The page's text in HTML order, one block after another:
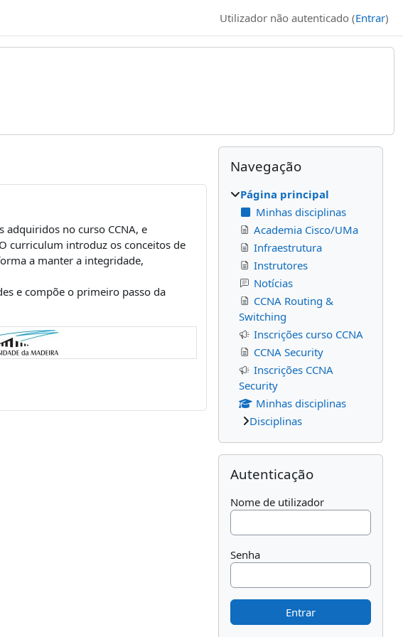
Utilizador não autenticado (Entrar)
no curso CCNA, e
curriculum introduz os conceitos de
a manter a integridade,
e compõe o primeiro passo da
Blocos
Blocos adicionais
Ignorar Navegação
Navegação
Página principal
Minhas disciplinas
Academia Cisco/UMa
Infraestrutura
Instrutores
Notícias
CCNA Routing &
Switching
Inscrições curso CCNA
CCNA Security
Inscrições CCNA
Security
Minhas disciplinas
Disciplinas
Ignorar Autenticação
Autenticação
Nome de utilizador
Senha